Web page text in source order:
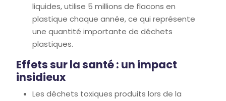
liquides, utilise 5 millions de flacons en
plastique chaque année, ce qui représente
une quantité importante de déchets
plastiques.
Effets sur la santé : un impact
insidieux
Les déchets toxiques produits lors de la